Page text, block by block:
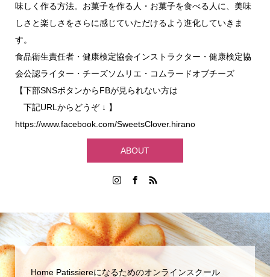
味しく作る方法。お菓子を作る人・お菓子を食べる人に、美味
しさと楽しさをさらに感じていただけるよう進化していきま
す。
食品衛生責任者・健康検定協会インストラクター・健康検定協
会公認ライター・チーズソムリエ・コムラードオブチーズ
【下部SNSボタンからFBが見られない方は
下記URLからどうぞ ↓ 】
https://www.facebook.com/SweetsClover.hirano
ABOUT
Home Patissiereになるためのオンラインスクール